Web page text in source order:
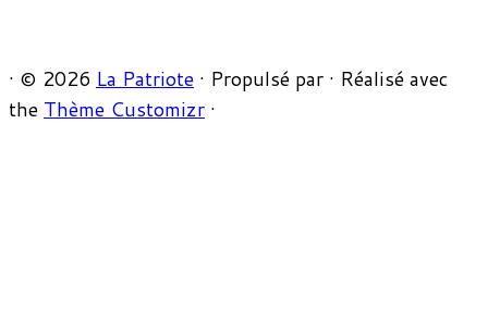
· © 2026 La Patriote · Propulsé par · Réalisé avec
the Thème Customizr ·